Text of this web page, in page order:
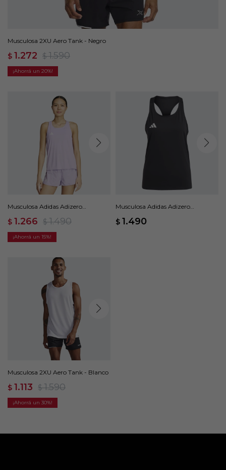
Musculosa 2XU Aero Tank - Negro
$ 1.272 $ 1.590
20
Musculosa Adidas Adizero
$ 1.266 $ 1.490
15
Musculosa Adidas Adizero
$ 1.490
Musculosa 2XU Aero Tank - Blanco
$ 1.113 $ 1.590
30